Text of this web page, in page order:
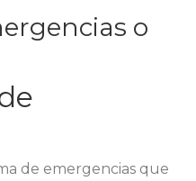
o
de emergencias que